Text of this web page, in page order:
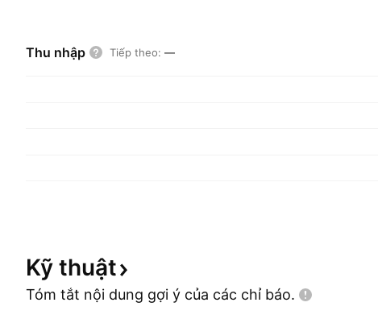
Thu nhập Tiếp theo: —
Kỹ thuật
Tóm tắt nội dung gợi ý của các chỉ báo.